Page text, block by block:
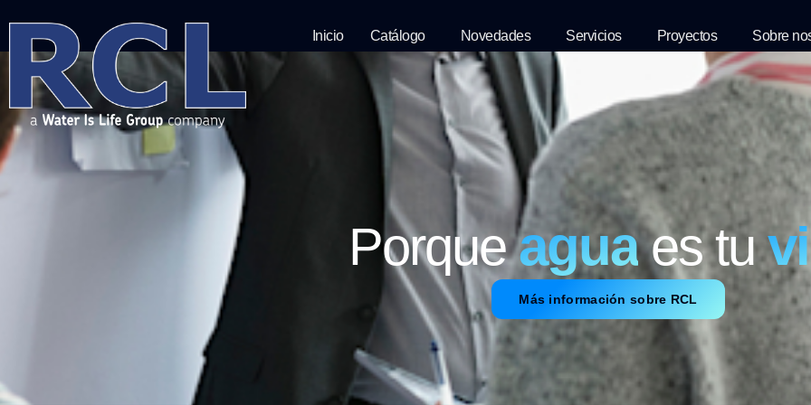
Inicio Catálogo Novedades Servicios Proyectos Sobre
Porqueaguaes tu
Más información sobre RCL